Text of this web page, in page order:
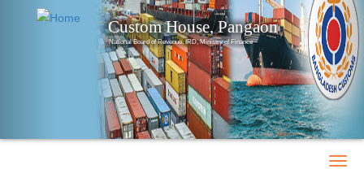
Custom House, Pangaon
National Board of Revenue, IRD, Ministry of Finance